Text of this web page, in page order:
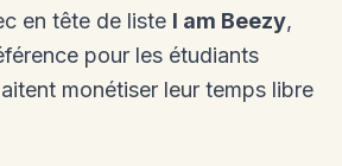
en tête de liste I am Beezy,
pour les étudiants
monétiser leur temps libre